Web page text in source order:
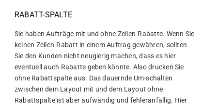
RABATT-SPALTE
Sie haben Aufträge mit und ohne Zeilen-Rabatte. Wenn Sie
keinen Zeilen-Rabatt in einem Auftrag gewähren, sollten
Sie den Kunden nicht neugierig machen, dass es hier
eventuell auch Rabatte geben könnte. Also drucken Sie
ohne Rabattspalte aus. Das dauernde Um-schalten
zwischen dem Layout mit und dem Layout ohne
Rabattspalte ist aber aufwändig und fehleranfällig. Hier